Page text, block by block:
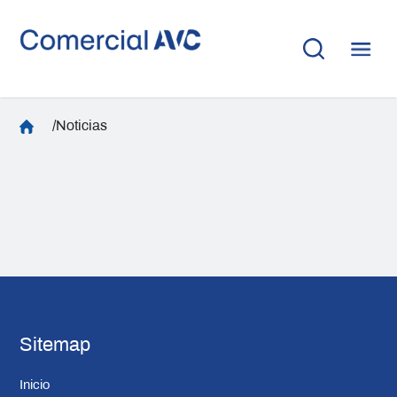
/Noticias
Sitemap
Inicio